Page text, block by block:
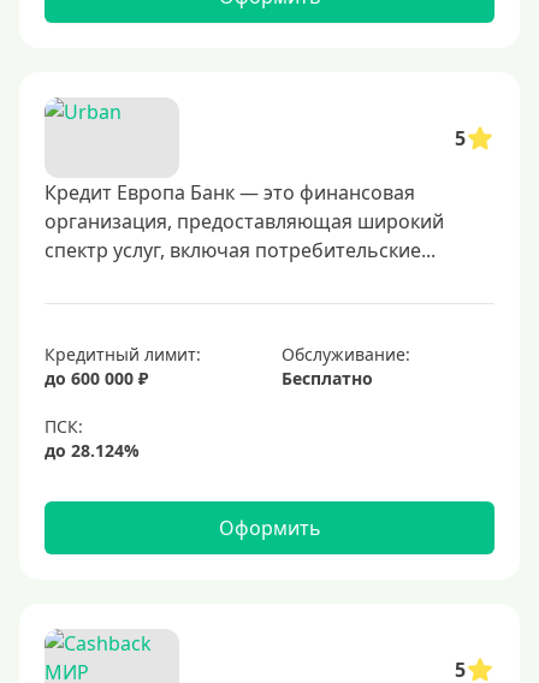
5
Кредит Европа Банк — это финансовая
организация, предоставляющая широкий
спектр услуг, включая потребительские...
Кредитный лимит:
до 600 000 ₽
Обслуживание:
Бесплатно
Оформить
5